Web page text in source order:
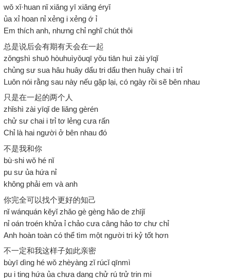
wǒ xǐ·huan nǐ xiǎng yī xiǎng éryǐ
ủa xỉ hoan nỉ xẻng i xẻng ớ ỉ
Em thích anh, nhưng chỉ nghĩ chút thôi
总是说后会有期有天会在一起
zǒngshì shuō hòuhuìyǒuqī yǒu tiān huì zài yīqǐ
chủng sư sua hâu huây dẩu tri dẩu then huây chai i trỉ
Luôn nói rằng sau này nếu gặp lại, có ngày rồi sẽ bên nhau
只是在一起的两个人
zhǐshì zài yīqǐ de liǎng gèrén
chử sư chai i trỉ tơ lẻng cưa rấn
Chỉ là hai người ở bên nhau đó
不是我和你
bù·shi wǒ hé nǐ
pu sư ủa hứa nỉ
không phải em và anh
你完全可以找个更好的知己
nǐ wánquán kěyǐ zhǎo gè gèng hǎo de zhījǐ
nỉ oán troén khửa ỉ chảo cưa câng hảo tơ chư chỉ
Anh hoàn toàn có thể tìm một người tri kỷ tốt hơn
不一定和我这样子如此亲密
bùyī dìng hé wǒ zhèyàng zǐ rúcǐ qīnmì
pu i ting hứa ủa chưa dang chử rú trử trin mi